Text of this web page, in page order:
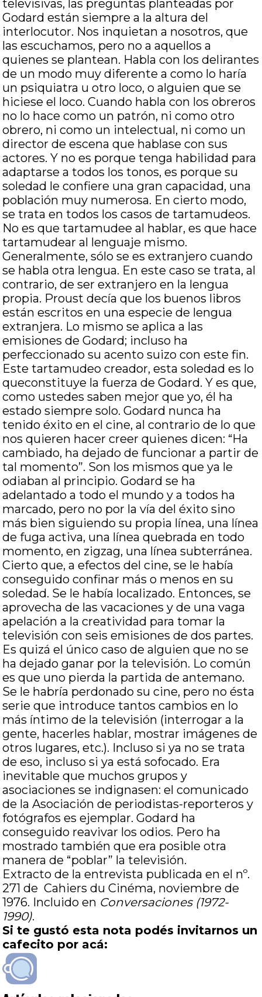
televisivas, las preguntas planteadas por
Godard están siempre a la altura del
interlocutor. Nos inquietan a nosotros, que
las escuchamos, pero no a aquellos a
quienes se plantean. Habla con los delirantes
de un modo muy diferente a como lo haría
un psiquiatra u otro loco, o alguien que se
hiciese el loco. Cuando habla con los obreros
no lo hace como un patrón, ni como otro
obrero, ni como un intelectual, ni como un
director de escena que hablase con sus
actores. Y no es porque tenga habilidad para
adaptarse a todos los tonos, es porque su
soledad le confiere una gran capacidad, una
población muy numerosa. En cierto modo,
se trata en todos los casos de tartamudeos.
No es que tartamudee al hablar, es que hace
tartamudear al lenguaje mismo.
Generalmente, sólo se es extranjero cuando
se habla otra lengua. En este caso se trata, al
contrario, de ser extranjero en la lengua
propia. Proust decía que los buenos libros
están escritos en una especie de lengua
extranjera. Lo mismo se aplica a las
emisiones de Godard; incluso ha
perfeccionado su acento suizo con este fin.
Este tartamudeo creador, esta soledad es lo
queconstituye la fuerza de Godard. Y es que,
como ustedes saben mejor que yo, él ha
estado siempre solo. Godard nunca ha
tenido éxito en el cine, al contrario de lo que
nos quieren hacer creer quienes dicen: “Ha
cambiado, ha dejado de funcionar a partir de
tal momento”. Son los mismos que ya le
odiaban al principio. Godard se ha
adelantado a todo el mundo y a todos ha
marcado, pero no por la vía del éxito sino
más bien siguiendo su propia línea, una línea
de fuga activa, una línea quebrada en todo
momento, en zigzag, una línea subterránea.
Cierto que, a efectos del cine, se le había
conseguido confinar más o menos en su
soledad. Se le había localizado. Entonces, se
aprovecha de las vacaciones y de una vaga
apelación a la creatividad para tomar la
televisión con seis emisiones de dos partes.
Es quizá el único caso de alguien que no se
ha dejado ganar por la televisión. Lo común
es que uno pierda la partida de antemano.
Se le habría perdonado su cine, pero no ésta
serie que introduce tantos cambios en lo
más íntimo de la televisión (interrogar a la
gente, hacerles hablar, mostrar imágenes de
otros lugares, etc.). Incluso si ya no se trata
de eso, incluso si ya está sofocado. Era
inevitable que muchos grupos y
asociaciones se indignasen: el comunicado
de la Asociación de periodistas-reporteros y
fotógrafos es ejemplar. Godard ha
conseguido reavivar los odios. Pero ha
mostrado también que era posible otra
manera de “poblar” la televisión.
Extracto de la entrevista publicada en el nº.
271 de Cahiers du Cinéma, noviembre de
1976. Incluido en Conversaciones (1972-
1990).
Si te gustó esta nota podés invitarnos un
cafecito por acá: